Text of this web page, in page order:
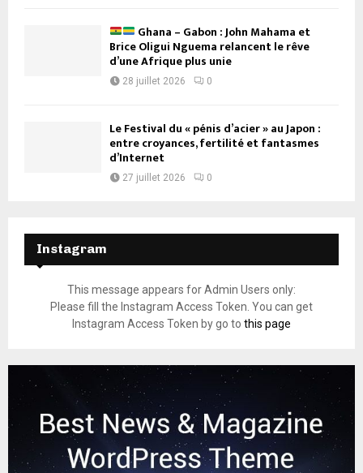
Ghana – Gabon : John Mahama et
Brice Oligui Nguema relancent le rêve
d’une Afrique plus unie
28 juillet 2026 0
Le Festival du « pénis d’acier » au Japon :
entre croyances, fertilité et fantasmes
d’Internet
27 juillet 2026 0
Instagram
This message appears for Admin Users only:
Please fill the Instagram Access Token. You can get
Instagram Access Token by go to this page